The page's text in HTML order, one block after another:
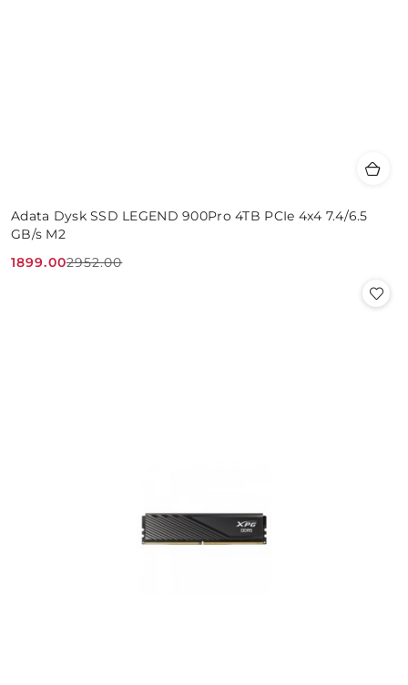
Adata Dysk SSD LEGEND 900Pro 4TB PCIe 4x4 7.4/6.5
GB/s M2
Cena
1899.00
Cena
2952.00